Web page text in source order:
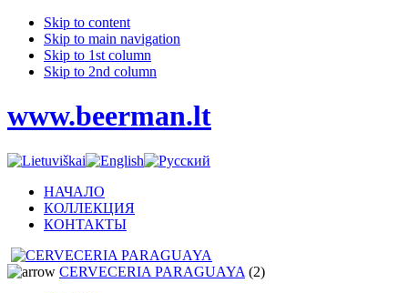
Skip to content
Skip to main navigation
Skip to 1st column
Skip to 2nd column
www.beerman.lt
НАЧАЛО
КОЛЛЕКЦИЯ
КОНТАКТЫ
CERVECERIA PARAGUAYA (2)